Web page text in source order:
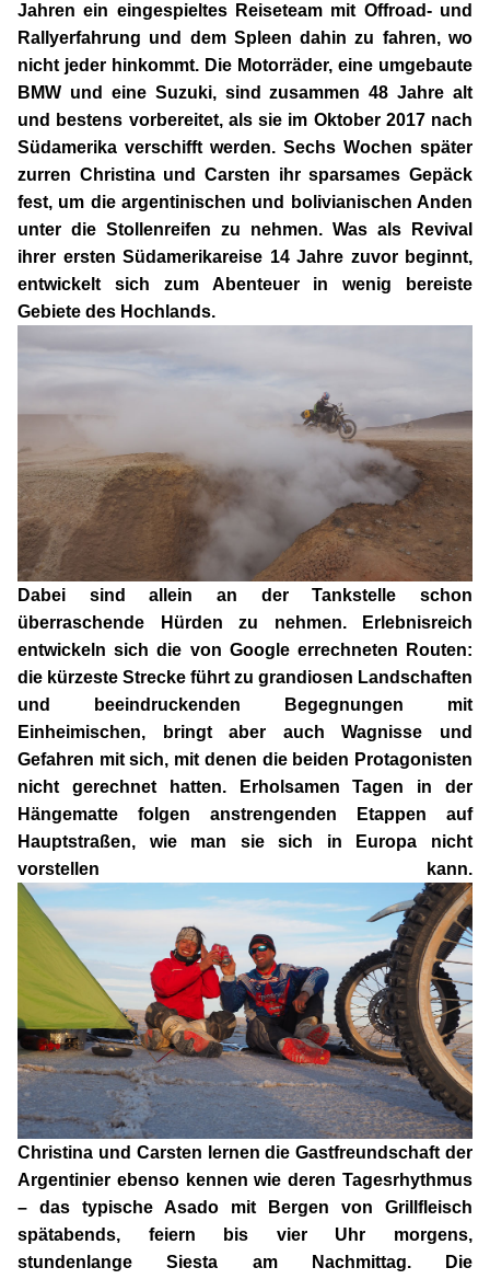
Jahren ein eingespieltes Reiseteam mit Offroad- und
Rallyerfahrung und dem Spleen dahin zu fahren, wo
nicht jeder hinkommt. Die Motorräder, eine umgebaute
BMW und eine Suzuki, sind zusammen 48 Jahre alt
und bestens vorbereitet, als sie im Oktober 2017 nach
Südamerika verschifft werden. Sechs Wochen später
zurren Christina und Carsten ihr sparsames Gepäck
fest, um die argentinischen und bolivianischen Anden
unter die Stollenreifen zu nehmen. Was als Revival
ihrer ersten Südamerikareise 14 Jahre zuvor beginnt,
entwickelt sich zum Abenteuer in wenig bereiste
Gebiete des Hochlands.
Dabei sind allein an der Tankstelle schon
überraschende Hürden zu nehmen. Erlebnisreich
entwickeln sich die von Google errechneten Routen:
die kürzeste Strecke führt zu grandiosen Landschaften
und beeindruckenden Begegnungen mit
Einheimischen, bringt aber auch Wagnisse und
Gefahren mit sich, mit denen die beiden Protagonisten
nicht gerechnet hatten. Erholsamen Tagen in der
Hängematte folgen anstrengenden Etappen auf
Hauptstraßen, wie man sie sich in Europa nicht
vorstellen kann.
Christina und Carsten lernen die Gastfreundschaft der
Argentinier ebenso kennen wie deren Tagesrhythmus
– das typische Asado mit Bergen von Grillfleisch
spätabends, feiern bis vier Uhr morgens,
stundenlange Siesta am Nachmittag. Die